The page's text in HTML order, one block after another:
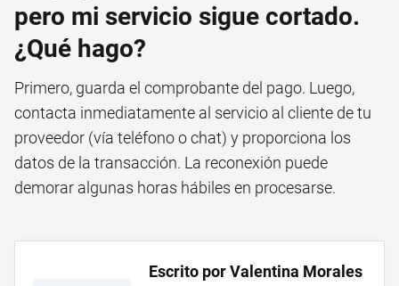
pero mi servicio sigue cortado.
¿Qué hago?
Primero, guarda el comprobante del pago. Luego,
contacta inmediatamente al servicio al cliente de tu
proveedor (vía teléfono o chat) y proporciona los
datos de la transacción. La reconexión puede
demorar algunas horas hábiles en procesarse.
Escrito por Valentina Morales